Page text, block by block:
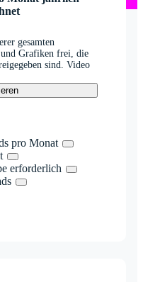
gesamten
Grafiken frei, die
sind. Video
pro Monat
erforderlich